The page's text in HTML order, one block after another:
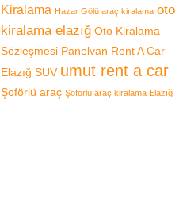
Kiralama Hazar Gölü araç kiralama oto
kiralama elazığ Oto Kiralama
Sözleşmesi Panelvan Rent A Car
Elazığ SUV umut rent a car
Şoförlü araç Şoförlü araç kiralama Elazığ